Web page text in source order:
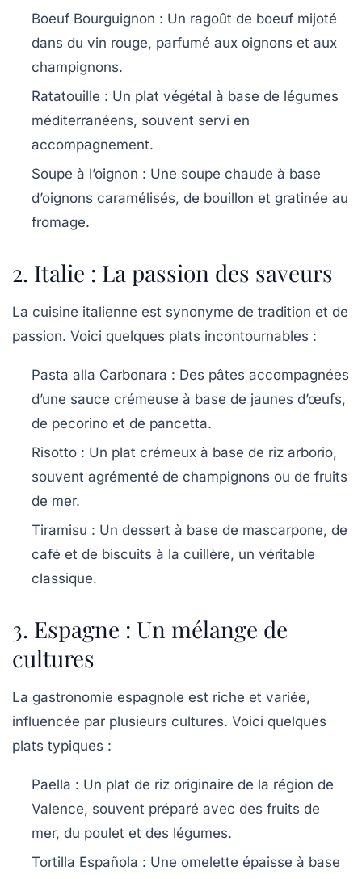
Boeuf Bourguignon : Un ragoût de boeuf mijoté
dans du vin rouge, parfumé aux oignons et aux
champignons.
Ratatouille : Un plat végétal à base de légumes
méditerranéens, souvent servi en
accompagnement.
Soupe à l’oignon : Une soupe chaude à base
d’oignons caramélisés, de bouillon et gratinée au
fromage.
2. Italie : La passion des saveurs
La cuisine italienne est synonyme de tradition et de
passion. Voici quelques plats incontournables :
Pasta alla Carbonara : Des pâtes accompagnées
d’une sauce crémeuse à base de jaunes d’œufs,
de pecorino et de pancetta.
Risotto : Un plat crémeux à base de riz arborio,
souvent agrémenté de champignons ou de fruits
de mer.
Tiramisu : Un dessert à base de mascarpone, de
café et de biscuits à la cuillère, un véritable
classique.
3. Espagne : Un mélange de
cultures
La gastronomie espagnole est riche et variée,
influencée par plusieurs cultures. Voici quelques
plats typiques :
Paella : Un plat de riz originaire de la région de
Valence, souvent préparé avec des fruits de
mer, du poulet et des légumes.
Tortilla Española : Une omelette épaisse à base